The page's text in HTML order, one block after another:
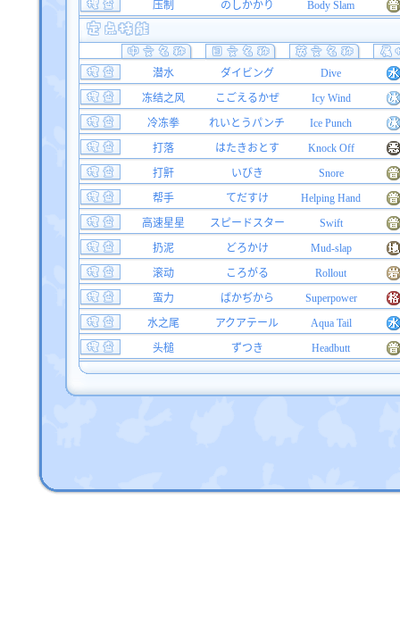
压制
のしかかり Body Slam
潜水 ダイビング
Dive
冻结之风
こごえるかぜ
Icy Wind
冷冻拳
れいとうパンチ
Ice Punch
打落
はたきおとす
Knock Off
打鼾
いびき
Snore
帮手
てだすけ
Helping Hand
高速星星
スピードスター
Swift
扔泥
どろかけ
Mud-slap
滚动
ころがる
Rollout
蛮力
ばかぢから
Superpower
水之尾
アクアテール
Aqua Tail
头槌
ずつき Headbutt